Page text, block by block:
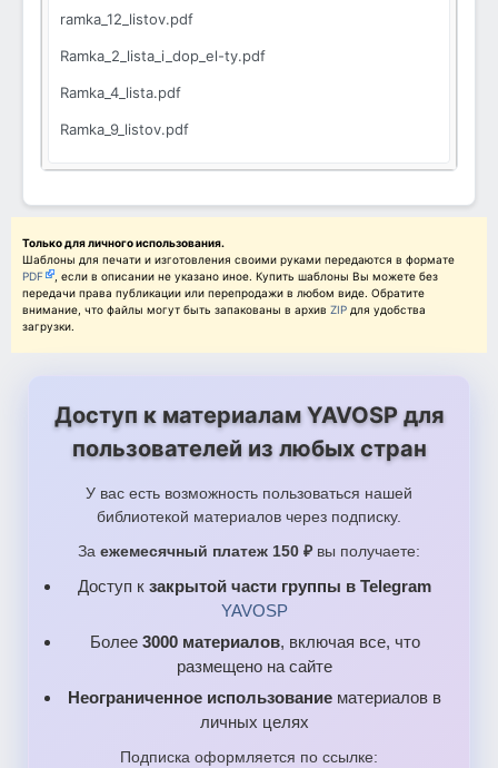
ramka_12_listov.pdf
Ramka_2_lista_i_dop_el-ty.pdf
Ramka_4_lista.pdf
Ramka_9_listov.pdf
Только для личного использования.
Шаблоны для печати и изготовления своими руками передаются в формате
PDF
, если в описании не указано иное. Купить шаблоны Вы можете без
передачи права публикации или перепродажи в любом виде. Обратите
внимание, что файлы могут быть запакованы в архив ZIP для удобства
загрузки.
Доступ к материалам YAVOSP для
пользователей из любых стран
У вас есть возможность пользоваться нашей
библиотекой материалов через подписку.
За ежемесячный платеж 150 ₽ вы получаете:
Доступ к закрытой части группы в Telegram
YAVOSP
Более 3000 материалов, включая все, что
размещено на сайте
Неограниченное использование материалов в
личных целях
Подписка оформляется по ссылке: